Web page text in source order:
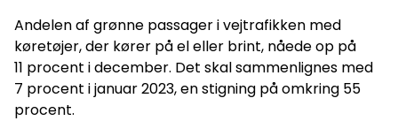
Andelen af grønne passager i vejtrafikken med
køretøjer, der kører på el eller brint, nåede op på
11 procent i december. Det skal sammenlignes med
7 procent i januar 2023, en stigning på omkring 55
procent.